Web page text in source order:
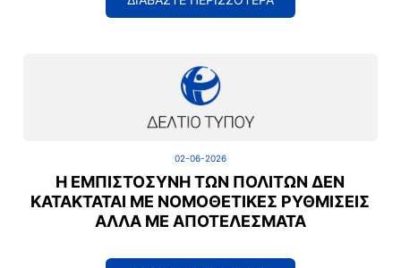
02-06-2026
Η ΕΜΠΙΣΤΟΣΎΝΗ ΤΩΝ ΠΟΛΙΤΏΝ ΔΕΝ
ΚΑΤΑΚΤΆΤΑΙ ΜΕ ΝΟΜΟΘΕΤΙΚΈΣ ΡΥΘΜΊΣΕΙΣ
ΑΛΛΆ ΜΕ ΑΠΟΤΕΛΈΣΜΑΤΑ